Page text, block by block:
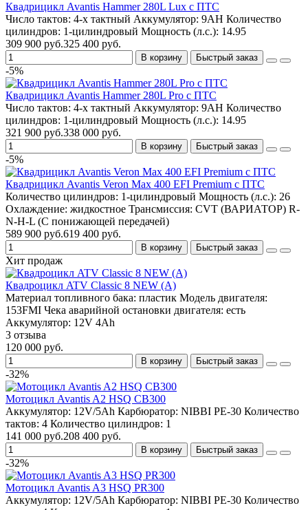
Квадрицикл Avantis Hammer 280L Lux с ПТС
Число тактов: 4-х тактный Аккумулятор: 9AH Количество
цилиндров: 1-цилиндровый Мощность (л.с.): 14.95
309 900 руб.325 400 руб.
В корзину Быстрый заказ
-5%
Квадрицикл Avantis Hammer 280L Pro с ПТС
Число тактов: 4-х тактный Аккумулятор: 9AH Количество
цилиндров: 1-цилиндровый Мощность (л.с.): 14.95
321 900 руб.338 000 руб.
В корзину Быстрый заказ
-5%
Квадрицикл Avantis Veron Max 400 EFI Premium с ПТС
Количество цилиндров: 1-цилиндровый Мощность (л.с.): 26
Охлаждение: жидкостное Трансмиссия: CVT (ВАРИАТОР) R-
N-H-L (С понижающей передачей)
589 900 руб.619 400 руб.
В корзину Быстрый заказ
Хит продаж
Квадроцикл ATV Classic 8 NEW (A)
Материал топливного бака: пластик Модель двигателя:
153FMI Чека аварийной остановки двигателя: есть
Аккумулятор: 12V 4Ah
3 отзыва
120 000 руб.
В корзину Быстрый заказ
-32%
Мотоцикл Avantis A2 HSQ CB300
Аккумулятор: 12V/5Аh Карбюратор: NIBBI PE-30 Количество
тактов: 4 Количество цилиндров: 1
141 000 руб.208 400 руб.
В корзину Быстрый заказ
-32%
Мотоцикл Avantis A3 HSQ PR300
Аккумулятор: 12V/5Аh Карбюратор: NIBBI PE-30 Количество